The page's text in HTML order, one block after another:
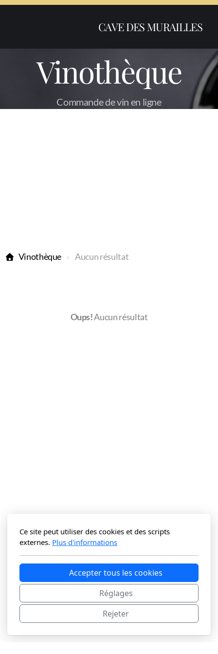
CAVE DES MURAILLES
Vinothèque
Commande de vin en ligne
Vinothèque Aucun résultat
Oups!Aucun résultat
Ce site peut utiliser des cookies et des scripts
externes. Plus d'informations
Accepter tous les cookies
Réglages
Rejeter